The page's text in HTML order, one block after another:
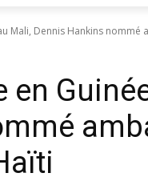
Mali, Dennis Hankins nommé